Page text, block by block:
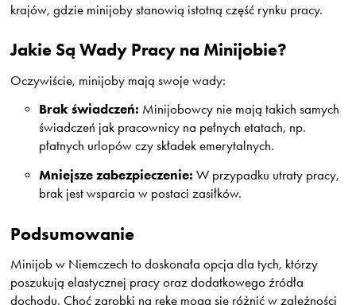
krajów, gdzie minijoby stanowią istotną część rynku pracy.
Jakie Są Wady Pracy na Minijobie?
Oczywiście, minijoby mają swoje wady:
Brak świadczeń: Minijobowcy nie mają takich samych
świadczeń jak pracownicy na pełnych etatach, np.
płatnych urlopów czy składek emerytalnych.
Mniejsze zabezpieczenie: W przypadku utraty pracy,
brak jest wsparcia w postaci zasiłków.
Podsumowanie
Minijob w Niemczech to doskonała opcja dla tych, którzy
poszukują elastycznej pracy oraz dodatkowego źródła
dochodu. Choć zarobki na rękę mogą się różnić w zależności